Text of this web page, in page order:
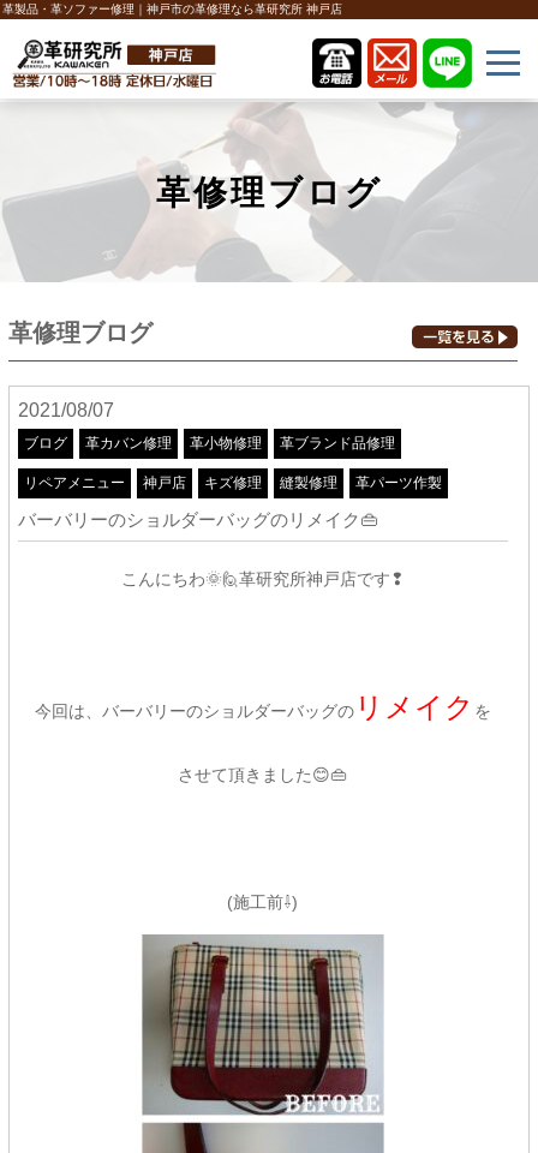
革製品・革ソファー修理｜神戸市の革修理なら革研究所 神戸店
革修理ブログ
革修理ブログ
2021/08/07
ブログ 革カバン修理 革小物修理 革ブランド品修理
リペアメニュー 神戸店 キズ修理 縫製修理 革パーツ作製
バーバリーのショルダーバッグのリメイク👜
こ んにちわ🌞🙋革研究所神戸店です❢
今回は、バーバリーのショルダーバッグのリメイク を
させて頂きました😊👜
(施工前⇩)